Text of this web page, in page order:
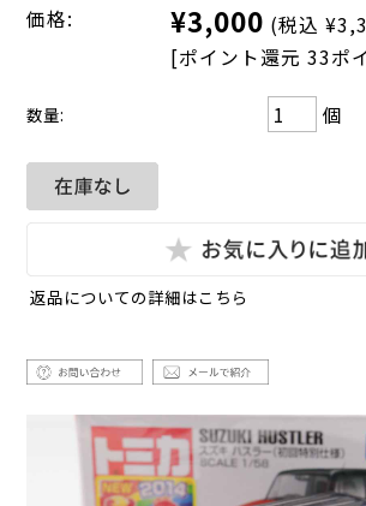
価格: ¥3,000 (税込
[ポイント還元 33ポ
数量: 個
返品についての詳細はこちら